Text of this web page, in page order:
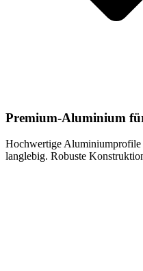
Premium-Aluminium
Hochwertige Aluminiumprofile
langlebig. Robuste